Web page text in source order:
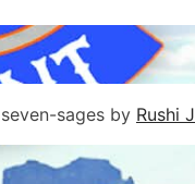
sages by Rushi